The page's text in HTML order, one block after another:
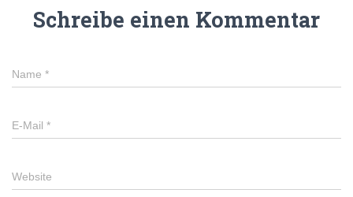
Schreibe einen Kommentar
Name *
E-Mail *
Website